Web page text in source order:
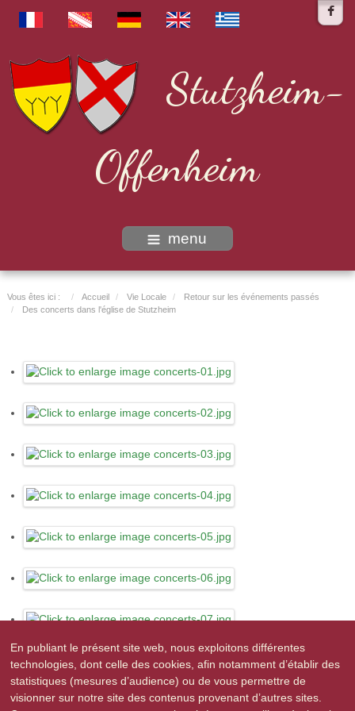
Stutzheim-
Offenheim
menu
Vous êtes ici : Accueil Vie Locale
Retour sur les événements passés
Des concerts dans l'église de Stutzheim
En publiant le présent site web, nous exploitons différentes
technologies, dont celle des cookies, afin notamment d’établir des
statistiques (mesures d’audience) ou de vous permettre de
visionner sur notre site des contenus provenant d’autres sites.